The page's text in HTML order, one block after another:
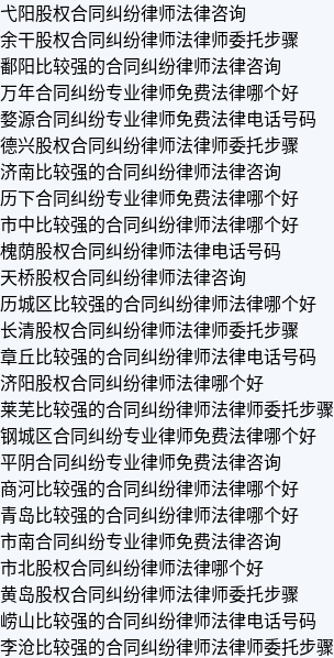
弋阳股权合同纠纷律师法律咨询
余干股权合同纠纷律师法律师委托步骤
鄱阳比较强的合同纠纷律师法律咨询
万年合同纠纷专业律师免费法律哪个好
婺源合同纠纷专业律师免费法律电话号码
德兴股权合同纠纷律师法律师委托步骤
济南比较强的合同纠纷律师法律咨询
历下合同纠纷专业律师免费法律哪个好
市中比较强的合同纠纷律师法律哪个好
槐荫股权合同纠纷律师法律电话号码
天桥股权合同纠纷律师法律咨询
历城区比较强的合同纠纷律师法律哪个好
长清股权合同纠纷律师法律师委托步骤
章丘比较强的合同纠纷律师法律电话号码
济阳股权合同纠纷律师法律哪个好
莱芜比较强的合同纠纷律师法律师委托步骤
钢城区合同纠纷专业律师免费法律哪个好
平阴合同纠纷专业律师免费法律咨询
商河比较强的合同纠纷律师法律哪个好
青岛比较强的合同纠纷律师法律哪个好
市南合同纠纷专业律师免费法律咨询
市北股权合同纠纷律师法律哪个好
黄岛股权合同纠纷律师法律师委托步骤
崂山比较强的合同纠纷律师法律电话号码
李沧比较强的合同纠纷律师法律师委托步骤